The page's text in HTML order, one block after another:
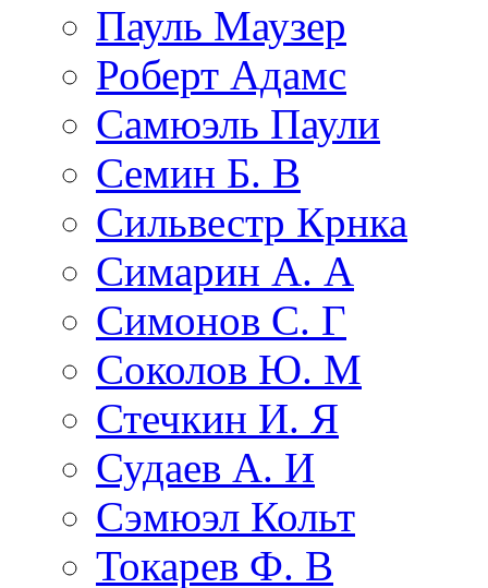
Пауль Маузер
Роберт Адамс
Самюэль Паули
Семин Б. В
Сильвестр Крнка
Симарин А. А
Симонов С. Г
Соколов Ю. М
Стечкин И. Я
Судаев А. И
Сэмюэл Кольт
Токарев Ф. В